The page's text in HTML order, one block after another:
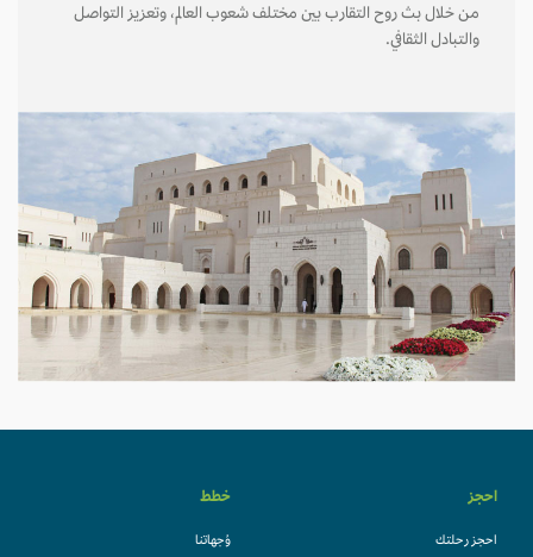
من خلال بث روح التقارب بين مختلف شعوب العالم، وتعزيز التواصل
والتبادل الثقافي.
احجز
احجز رحلتك
خطط
وُجهاتنا